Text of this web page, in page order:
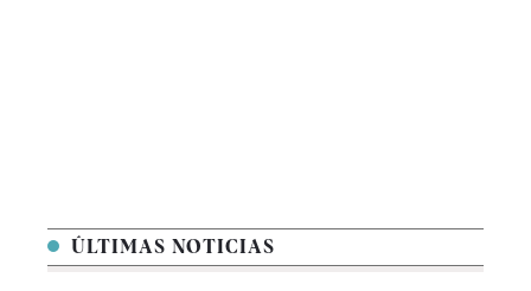
ÚLTIMAS NOTICIAS